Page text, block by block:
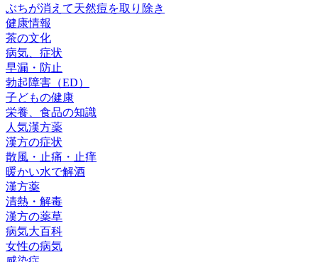
ぶちが消えて天然痘を取り除き
健康情報
茶の文化
病気、症状
早漏・防止
勃起障害（ED）
子どもの健康
栄養、食品の知識
人気漢方薬
漢方の症状
散風・止痛・止痒
暖かい水で解酒
漢方薬
清熱・解毒
漢方の薬草
病気大百科
女性の病気